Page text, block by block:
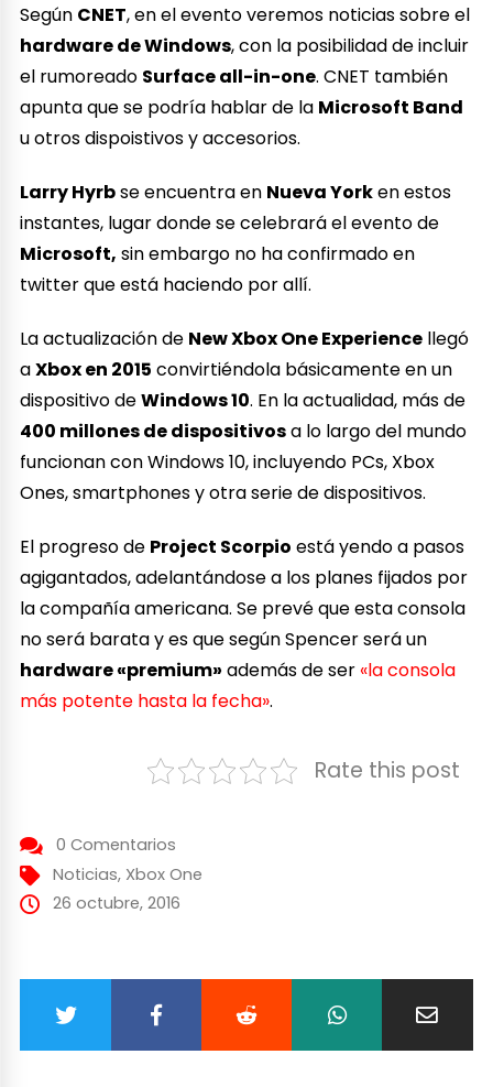
Según CNET, en el evento veremos noticias sobre el
hardware de Windows, con la posibilidad de incluir
el rumoreado Surface all-in-one. CNET también
apunta que se podría hablar de la Microsoft Band
u otros dispoistivos y accesorios.
Larry Hyrbse encuentra en Nueva Yorken estos
instantes, lugar donde se celebrará el evento de
Microsoft, sin embargo no ha confirmado en
twitter que está haciendo por allí.
La actualización de New Xbox One Experience llegó
aXbox en 2015 convirtiéndola básicamente en un
dispositivo deWindows 10. En la actualidad, más de
400 millones de dispositivosa lo largo del mundo
funcionan con Windows 10, incluyendo PCs, Xbox
Ones, smartphones y otra serie de dispositivos.
El progreso de Project Scorpio está yendo a pasos
agigantados, adelantándose a los planes fijados por
la compañía americana. Se prevé que esta consola
no será barata y es que según Spencer será un
hardware «premium» además de ser «la consola
más potente hasta la fecha».
Rate this post
0 Comentarios
Noticias, Xbox One
26 octubre, 2016